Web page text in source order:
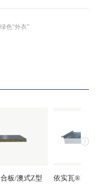
色“外衣”
板/澳式Z型
依实瓦